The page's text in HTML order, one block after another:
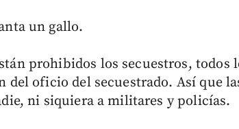
un gallo.
prohibidos los secuestros, todos
del oficio del secuestrado. Así que
ni siquiera a militares y policías.